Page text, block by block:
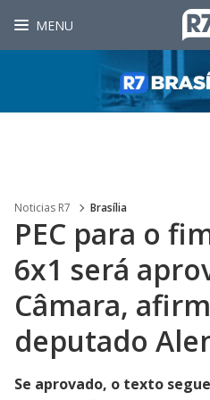
MENU
Noticias R7 Brasília
PEC para o
6x1 será
Câmara,
deputado
Se aprovado, o texto